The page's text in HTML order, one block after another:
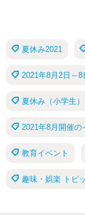
夏休み2021
2021年8月2日～8
夏休み（小学生）
2021年8月開催
教育イベント
趣味・娯楽 トピ